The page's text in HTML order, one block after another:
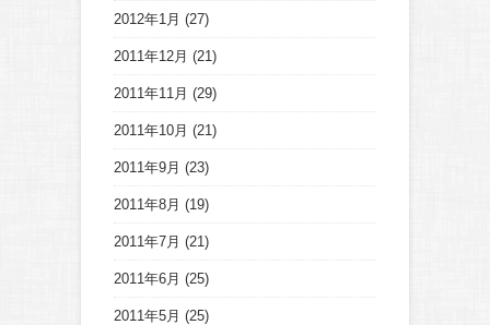
2012年1月 (27)
2011年12月 (21)
2011年11月 (29)
2011年10月 (21)
2011年9月 (23)
2011年8月 (19)
2011年7月 (21)
2011年6月 (25)
2011年5月 (25)